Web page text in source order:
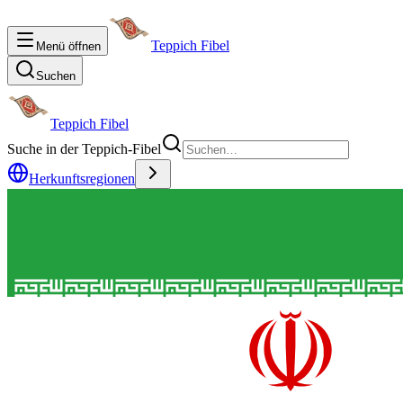
Menü öffnen Teppich Fibel
Suchen
Teppich Fibel
Suche in der Teppich-Fibel
Herkunftsregionen